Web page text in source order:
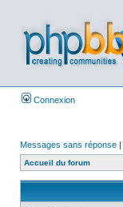
Connexion
Messages sans réponse |
Accueil du forum